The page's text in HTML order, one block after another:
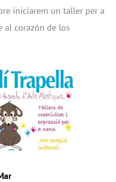
iniciarem un taller per a
al corazón de los